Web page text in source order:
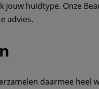
jouw huidtype. Onze
advies.
daarmee heel